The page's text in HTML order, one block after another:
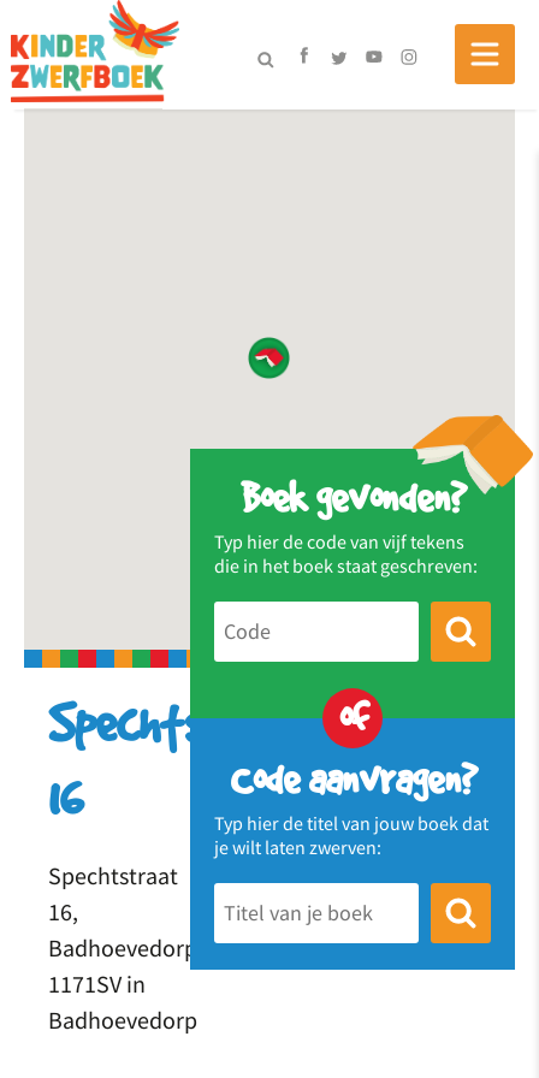
Boek gevonden?
Typ hier de code van vijf tekens
die in het boek staat geschreven:
of
Code aanvragen?
Typ hier de titel van jouw boek dat
je wilt laten zwerven:
Spechtstraat
16
Spechtstraat
16,
Badhoevedorp
1171SV in
Badhoevedorp